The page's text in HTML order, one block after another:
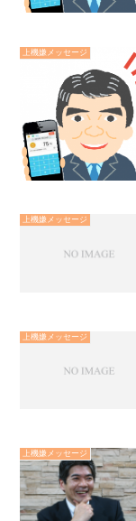
上機嫌メッセージ
上機嫌メッセージ
上機嫌メッセージ
上機嫌メッセージ